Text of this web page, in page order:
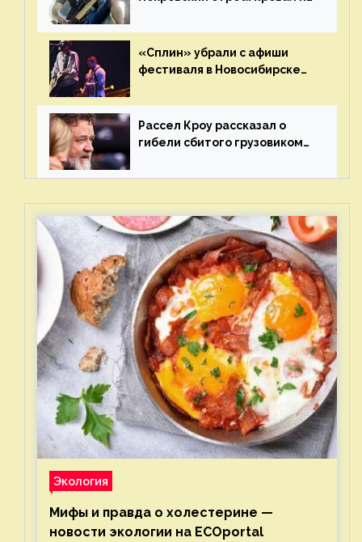
«Сплин» убрали с афиши
фестиваля в Новосибирске
отцов»
Рассел Кроу рассказал о
гибели сбитого грузовиком
Экология
Мифы и правда о холестерине —
новости экологии на ECOportal